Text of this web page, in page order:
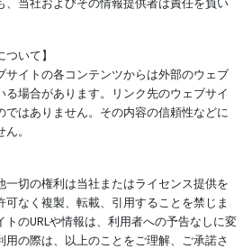
いて】
サイトの各コンテンツからは外部のウェブ
場合があります。リンク先のウェブサイ
ではありません。その内容の信頼性などに
。
切の権利は当社またはライセンス提供を
なく複製、転載、引用することを禁じま
のURLや情報は、利用者への予告なしに変
の際は、以上のことをご理解、ご承諾さ